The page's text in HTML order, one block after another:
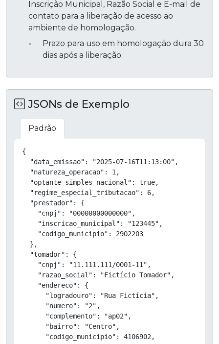
Inscrição Municipal, Razão Social e E-mail de
contato para a liberação de acesso ao
ambiente de homologação.
Prazo para uso em homologação dura 30
dias após a liberação.
JSONs de Exemplo
Padrão
{
  "data_emissao": "2025-07-16T11:13:00",
  "natureza_operacao": 1,
  "optante_simples_nacional": true,
  "regime_especial_tributacao": 6,
  "prestador": {
    "cnpj": "00000000000000",
    "inscricao_municipal": "123445",
    "codigo_municipio": 2902203
  },
  "tomador": {
    "cnpj": "11.111.111/0001-11",
    "razao_social": "Fictício Tomador",
    "endereco": {
      "logradouro": "Rua Fictícia",
      "numero": "2",
      "complemento": "ap02",
      "bairro": "Centro",
      "codigo_municipio": 4106902,